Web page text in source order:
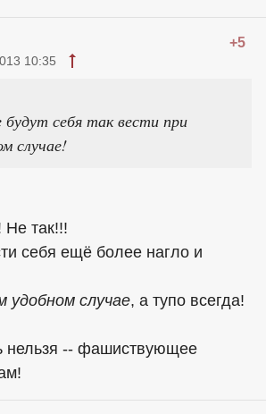
+5
10:35
себя так вести при
случае!
Не так!!!
себя ещё более нагло и
удобном случае, а тупо всегда!
нельзя -- фашиствующее